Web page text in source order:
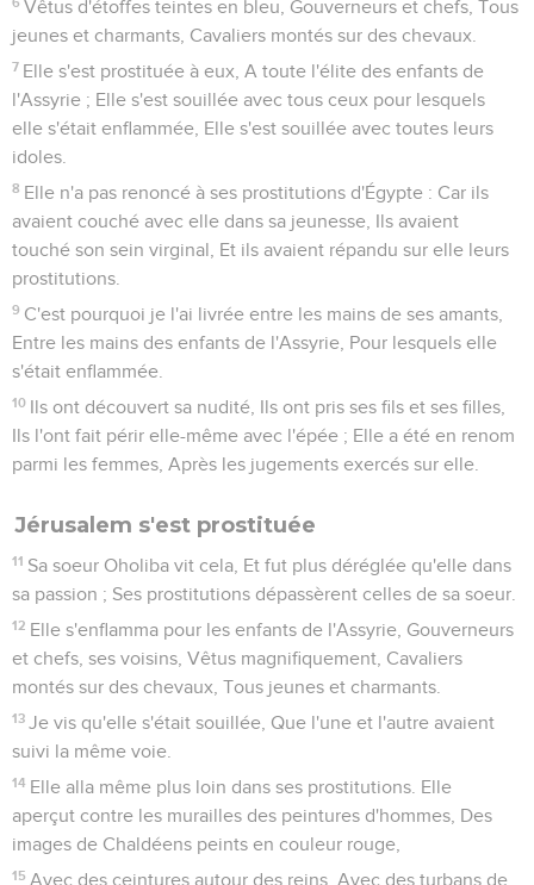
Vêtus d'étoffes teintes en bleu, Gouverneurs et chefs, Tous
jeunes et charmants, Cavaliers montés sur des chevaux.
7 Elle s'est prostituée à eux, A toute l'élite des enfants de
l'Assyrie ; Elle s'est souillée avec tous ceux pour lesquels
elle s'était enflammée, Elle s'est souillée avec toutes leurs
idoles.
8 Elle n'a pas renoncé à ses prostitutions d'Égypte : Car ils
avaient couché avec elle dans sa jeunesse, Ils avaient
touché son sein virginal, Et ils avaient répandu sur elle leurs
prostitutions.
9 C'est pourquoi je l'ai livrée entre les mains de ses amants,
Entre les mains des enfants de l'Assyrie, Pour lesquels elle
s'était enflammée.
10 Ils ont découvert sa nudité, Ils ont pris ses fils et ses filles,
Ils l'ont fait périr elle-même avec l'épée ; Elle a été en renom
parmi les femmes, Après les jugements exercés sur elle.
Jérusalem s'est prostituée
11 Sa soeur Oholiba vit cela, Et fut plus déréglée qu'elle dans
sa passion ; Ses prostitutions dépassèrent celles de sa soeur.
12 Elle s'enflamma pour les enfants de l'Assyrie, Gouverneurs
et chefs, ses voisins, Vêtus magnifiquement, Cavaliers
montés sur des chevaux, Tous jeunes et charmants.
13 Je vis qu'elle s'était souillée, Que l'une et l'autre avaient
suivi la même voie.
14 Elle alla même plus loin dans ses prostitutions. Elle
aperçut contre les murailles des peintures d'hommes, Des
images de Chaldéens peints en couleur rouge,
15 Avec des ceintures autour des reins, Avec des turbans de